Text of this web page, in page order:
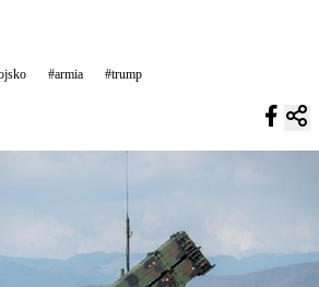
#armia #trump